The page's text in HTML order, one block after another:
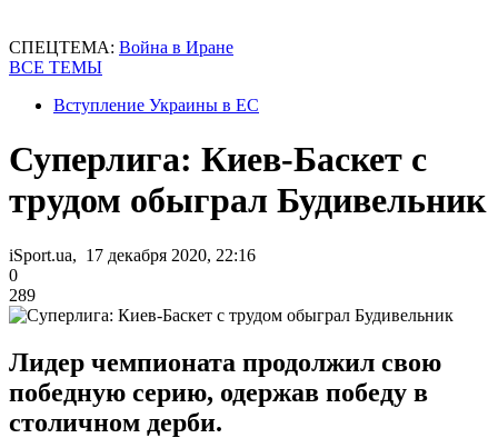
СПЕЦТЕМА: Война в Иране
ВСЕ ТЕМЫ
Вступление Украины в ЕС
Суперлига: Киев-Баскет с
трудом обыграл Будивельник
iSport.ua, 17 декабря 2020, 22:16
0
289
Лидер чемпионата продолжил свою
победную серию, одержав победу в
столичном дерби.